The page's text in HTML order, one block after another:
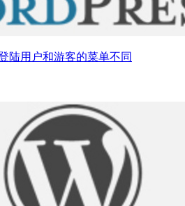
陆用户和游客的菜单不同